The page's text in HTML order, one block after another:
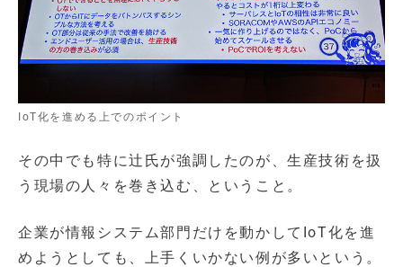
IoT化を進める上でのポイント
その中でも特に辻氏が強調したのが、生産技術を扱
う現場の人々を巻き込む、ということ。
企業が情報システム部門だけを動かしてIoT化を進
めようとしても、上手くいかない例が多いという。